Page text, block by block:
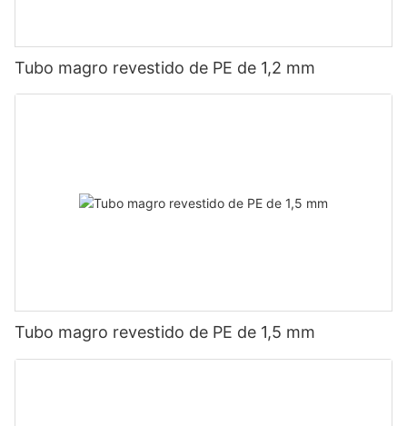
Tubo magro revestido de PE de 1,2 mm
Tubo magro revestido de PE de 1,5 mm